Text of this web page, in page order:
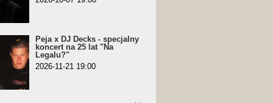
Peja x DJ Decks - specjalny
koncert na 25 lat "Na
Legalu?"
2026-11-21 19:00